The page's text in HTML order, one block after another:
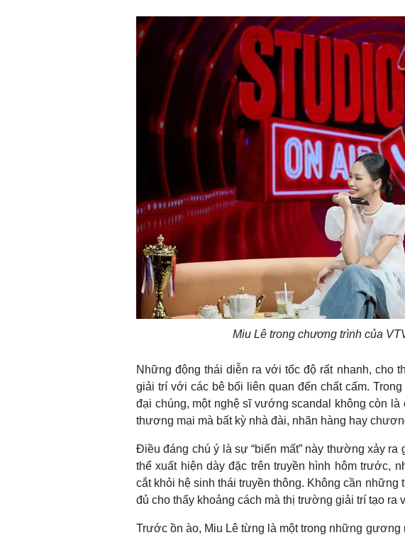
Miu Lê trong chương trình của
Những động thái diễn ra với tốc độ rất nhanh, cho
giải trí với các bê bối liên quan đến chất cấm.
đại chúng, một nghệ sĩ vướng scandal không còn
thương mại mà bất kỳ nhà đài, nhãn hàng hay
Điều đáng chú ý là sự “biến mất” này thường xảy
thể xuất hiện dày đặc trên truyền hình hôm trước,
cắt khỏi hệ sinh thái truyền thông. Không cần những
đủ cho thấy khoảng cách mà thị trường giải trí tạo ra
Trước ồn ào, Miu Lê từng là một trong những gương